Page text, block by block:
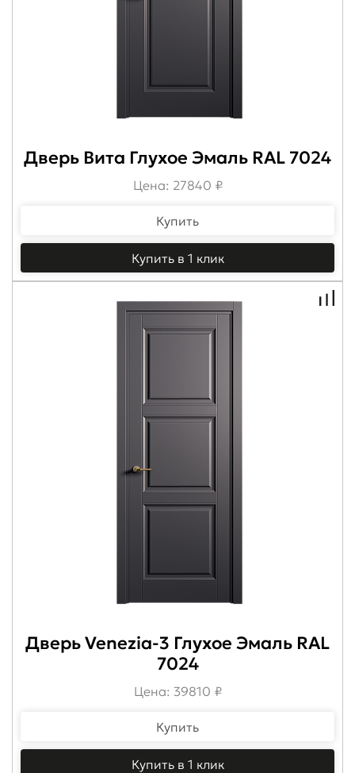
Дверь Вита Глухое Эмаль RAL 7024
Цена: 27840 ₽
Купить
Купить в 1 клик
Дверь Venezia-3 Глухое Эмаль RAL
7024
Цена: 39810 ₽
Купить
Купить в 1 клик